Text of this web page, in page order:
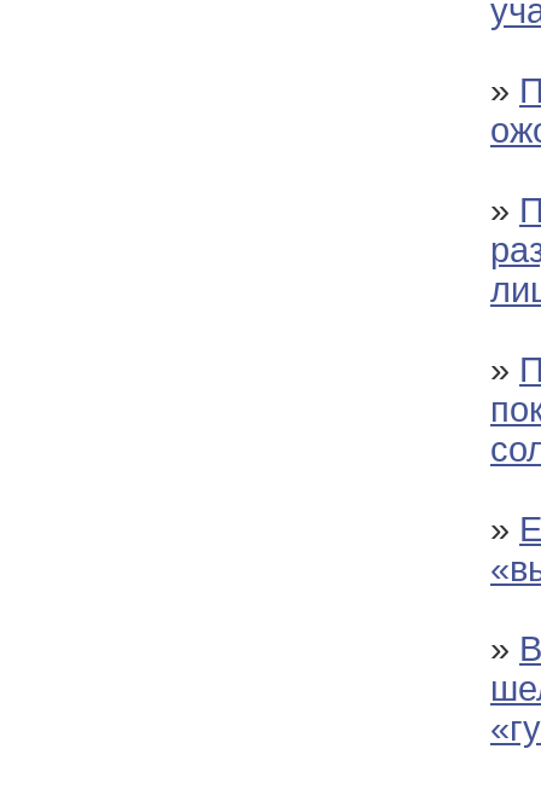
»
»
»
»
»